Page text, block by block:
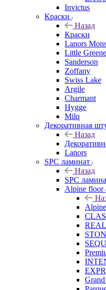
Invictus
Краски
Назад
Краски
Lanors
Little Greene
Sanderson
Zoffany
Swiss Lake
Argile
Charmant
Hygge
Milq
Декоративная
Назад
Lanors
SPC ламинат
Назад
SPC
Alpine floor